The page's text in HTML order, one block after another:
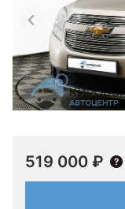
519 000 ₽